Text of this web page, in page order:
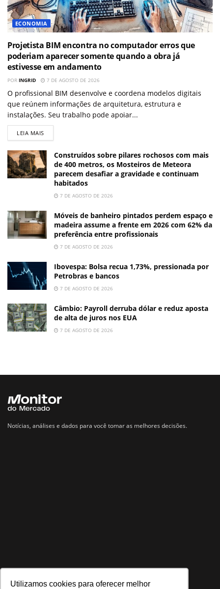
Utilizamos cookies para oferecer melhor
ECONOMIA
Projetista BIM encontra no computador erros que
poderiam aparecer somente quando a obra já
estivesse em andamento
POR INGRID 7 DE AGOSTO DE 2026
O profissional BIM desenvolve e coordena modelos digitais
que reúnem informações de arquitetura, estrutura e
instalações. Seu trabalho pode apoiar...
LEIA MAIS
Construídos sobre pilares rochosos com mais
de 400 metros, os Mosteiros de Meteora
parecem desafiar a gravidade e continuam
habitados
7 DE AGOSTO DE 2026
Móveis de banheiro pintados perdem espaço e
madeira assume a frente em 2026 com 62% da
preferência entre profissionais
7 DE AGOSTO DE 2026
Ibovespa: Bolsa recua 1,73%, pressionada por
Petrobras e bancos
7 DE AGOSTO DE 2026
Câmbio: Payroll derruba dólar e reduz aposta
de alta de juros nos EUA
7 DE AGOSTO DE 2026
Notícias, análises e dados para você tomar as melhores decisões.
Navegue no site